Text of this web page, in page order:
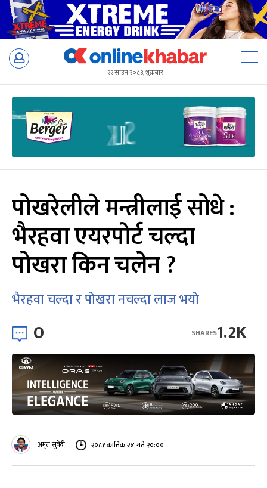
Skip
२२ साउन २०८३, शुक्रबार
पोखरेलीले मन्त्रीलाई सोधे :
भैरहवा एयरपोर्ट चल्दा
पोखरा किन चलेन ?
भैरहवा चल्दा र पोखरा नचल्दा लाज भयो
0 1.2K
SHARES
अमृत सुवेदी २०८१ कात्तिक २४ गते २०:००